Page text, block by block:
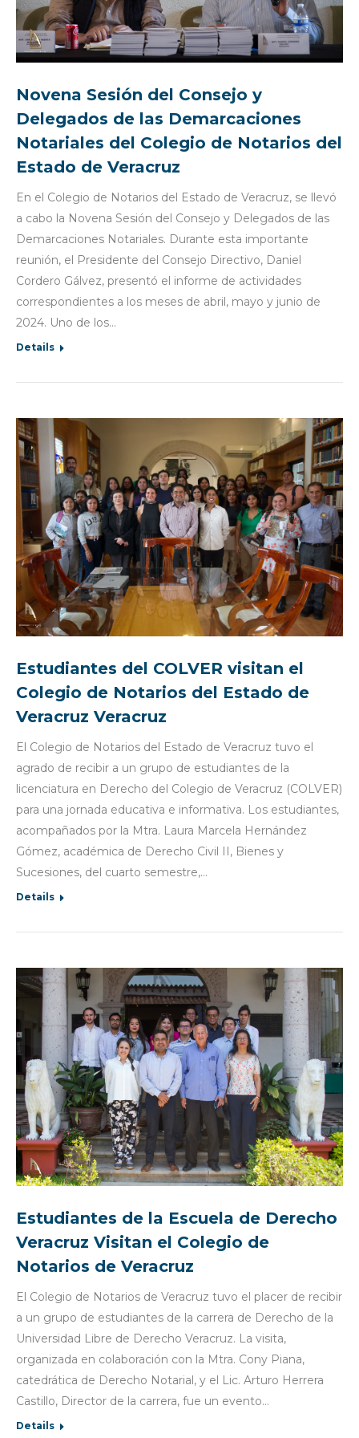
Novena Sesión del Consejo y
Delegados de las Demarcaciones
Notariales del Colegio de Notarios del
Estado de Veracruz
En el Colegio de Notarios del Estado de Veracruz, se llevó
a cabo la Novena Sesión del Consejo y Delegados de las
Demarcaciones Notariales. Durante esta importante
reunión, el Presidente del Consejo Directivo, Daniel
Cordero Gálvez, presentó el informe de actividades
correspondientes a los meses de abril, mayo y junio de
2024. Uno de los…
Details
Estudiantes del COLVER visitan el
Colegio de Notarios del Estado de
Veracruz Veracruz
El Colegio de Notarios del Estado de Veracruz tuvo el
agrado de recibir a un grupo de estudiantes de la
licenciatura en Derecho del Colegio de Veracruz (COLVER)
para una jornada educativa e informativa. Los estudiantes,
acompañados por la Mtra. Laura Marcela Hernández
Gómez, académica de Derecho Civil II, Bienes y
Sucesiones, del cuarto semestre,…
Details
Estudiantes de la Escuela de Derecho
Veracruz Visitan el Colegio de
Notarios de Veracruz
El Colegio de Notarios de Veracruz tuvo el placer de recibir
a un grupo de estudiantes de la carrera de Derecho de la
Universidad Libre de Derecho Veracruz. La visita,
organizada en colaboración con la Mtra. Cony Piana,
catedrática de Derecho Notarial, y el Lic. Arturo Herrera
Castillo, Director de la carrera, fue un evento…
Details